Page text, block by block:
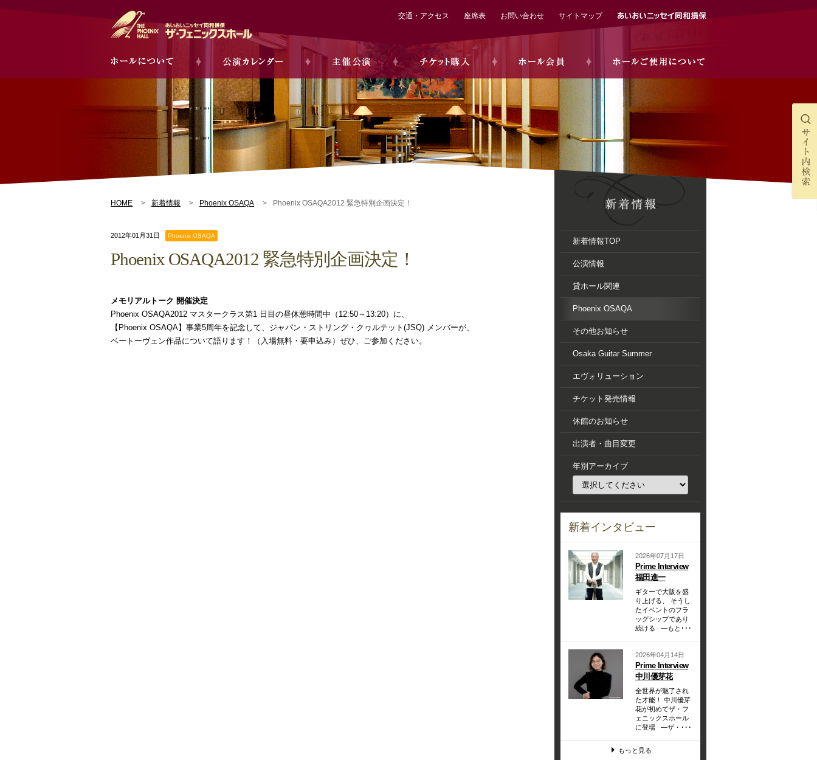
交通・アクセス 座席表 お問い合わせ サイトマップ
HOME 新着情報 Phoenix OSAQA Phoenix OSAQA2012 緊急特別企画決定！
2012年01月31日 Phoenix OSAQA
Phoenix OSAQA2012 緊急特別企画決定！
メモリアルトーク 開催決定
Phoenix OSAQA2012 マスタークラス第1 日目の昼休憩時間中（12:50～13:20）に、
【Phoenix OSAQA】事業5周年を記念して、ジャパン・ストリング・クヮルテット(JSQ) メンバーが、
ベートーヴェン作品について語ります！（入場無料・要申込み）ぜひ、ご参加ください。
新着情報TOP
公演情報
貸ホール関連
Phoenix OSAQA
その他お知らせ
Osaka Guitar Summer
エヴォリューション
チケット発売情報
休館のお知らせ
出演者・曲目変更
年別アーカイブ
新着インタビュー
2026年07月17日
Prime Interview
福田進一
ギターで大阪を盛
り上げる、 そうし
たイベントのフラ
ッグシップであり
続ける —もと･･･
2026年04月14日
Prime Interview
中川優芽花
全世界が魅了され
た才能！ 中川優芽
花が初めてザ・フ
ェニックスホール
に登場 —ザ・･･･
もっと見る